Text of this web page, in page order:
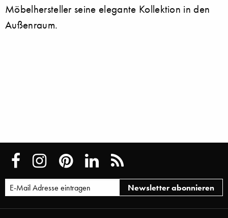
Möbelhersteller seine elegante Kollektion in den
Außenraum.